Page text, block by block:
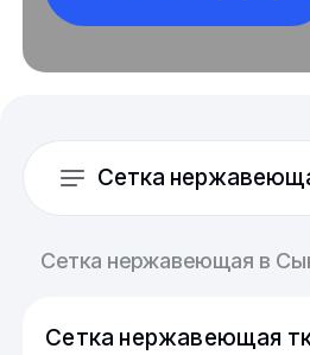
Сетка
Сетка нержавеющая в
Сетка нержавеющая